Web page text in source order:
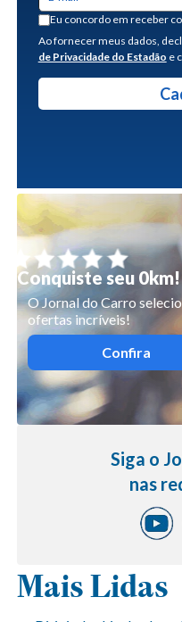
Eu concordo em receber
Ao fornecer meus dados,
de Privacidade do Estadão e
Conquiste seu 0km!
O Jornal do Carro
ofertas incríveis!
Confira
Siga o
nas
Mais Lidas